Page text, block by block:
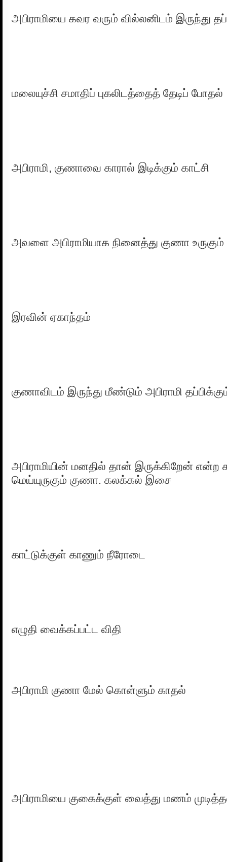
அபிராமியை கவர வரும் வில்லனிடம் இருந்து
மலையுச்சி சமாதிப் புகலிடத்தைத் தேடிப் போதல்
அபிராமி, குணாவை காரால் இடிக்கும் காட்சி
அவளை அபிராமியாக நினைத்து குணா உருகும்
இரவின் ஏகாந்தம்
குணாவிடம் இருந்து மீண்டும் அபிராமி
அபிராமியின் மனதில் தான் இருக்கிறேன் என்ற
மெய்யுருகும் குணா. கலக்கல் இசை
காட்டுக்குள் காணும் நீரோடை
எழுதி வைக்கப்பட்ட விதி
அபிராமி குணா மேல் கொள்ளும் காதல்
அபிராமியை குகைக்குள் வைத்து மணம்